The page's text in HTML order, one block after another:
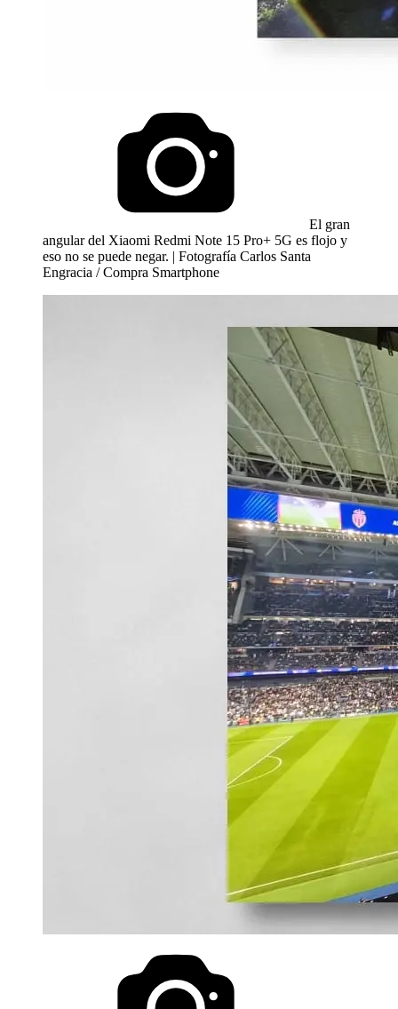
El gran
angular del Xiaomi Redmi Note 15 Pro+ 5G es flojo y
eso no se puede negar. | Fotografía Carlos Santa
Engracia / Compra Smartphone